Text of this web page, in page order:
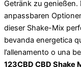
Getränk zu
anpassbaren
dieser Shake-Mix
bevanda energetica
l’allenamento o una
123CBD CBD Shake